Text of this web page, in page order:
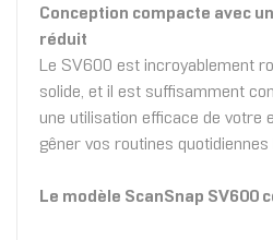
Conception compacte avec
réduit
Le SV600 est incroyablement
solide, et il est suffisamment
une utilisation efficace de votre
gêner vos routines quotidiennes
Le modèle ScanSnap SV600